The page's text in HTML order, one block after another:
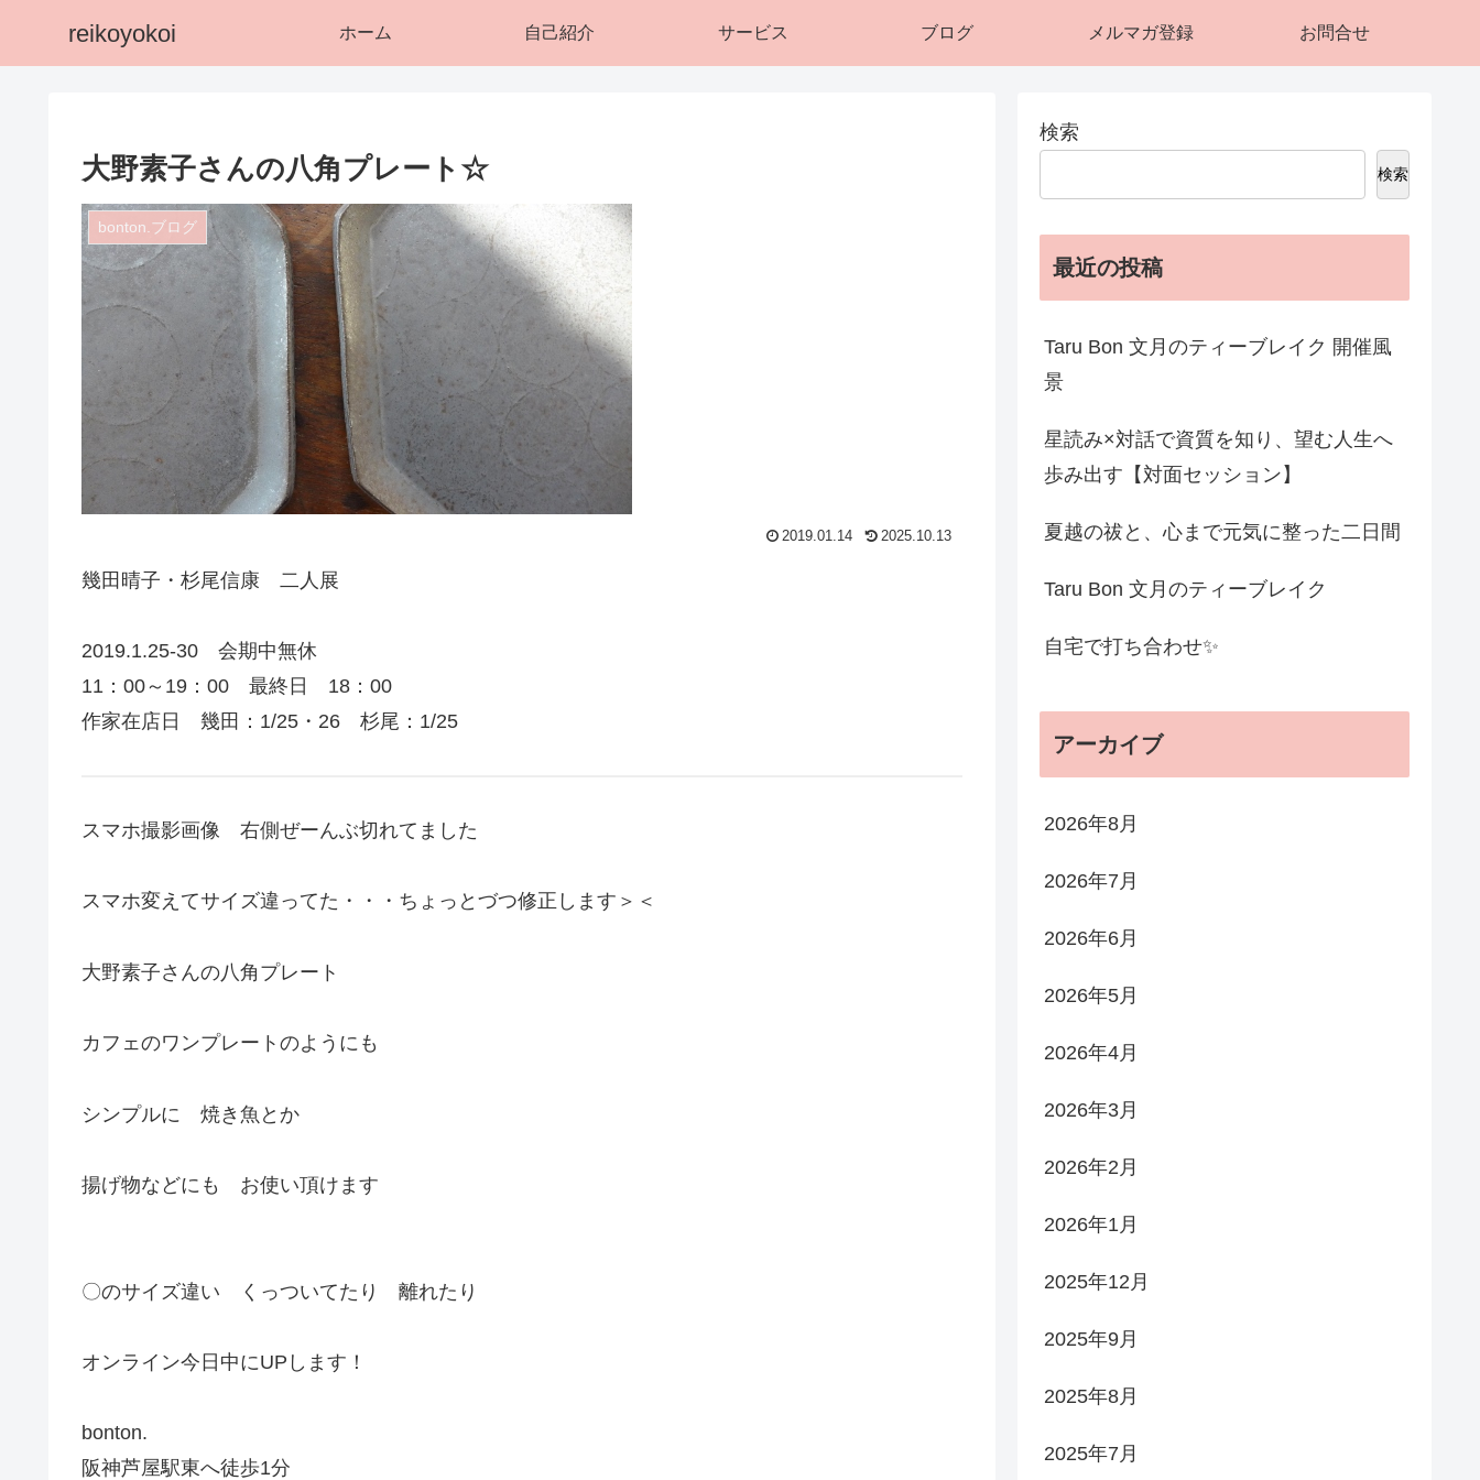
reikoyokoi ホーム 自己紹介 サービス ブログ メルマガ登録 お問合せ
大野素子さんの八角プレート☆
bonton.ブログ
2019.01.14 2025.10.13
幾田晴子・杉尾信康 二人展
2019.1.25-30 会期中無休
11：00～19：00 最終日 18：00
作家在店日 幾田：1/25・26 杉尾：1/25
スマホ撮影画像 右側ぜーんぶ切れてました
スマホ変えてサイズ違ってた・・・ちょっとづつ修正します＞＜
大野素子さんの八角プレート
カフェのワンプレートのようにも
シンプルに 焼き魚とか
揚げ物などにも お使い頂けます
〇のサイズ違い くっついてたり 離れたり
オンライン今日中にUPします！
bonton.
阪神芦屋駅東へ徒歩1分
検索
検索
最近の投稿
Taru Bon 文月のティーブレイク 開催風
景
星読み×対話で資質を知り、望む人生へ
歩み出す【対面セッション】
夏越の祓と、心まで元気に整った二日間
Taru Bon 文月のティーブレイク
自宅で打ち合わせ✨
アーカイブ
2026年8月
2026年7月
2026年6月
2026年5月
2026年4月
2026年3月
2026年2月
2026年1月
2025年12月
2025年9月
2025年8月
2025年7月